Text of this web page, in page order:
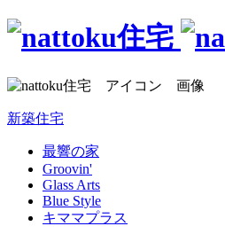
新築住宅
最響の家
Groovin'
Glass Arts
Blue Style
キママプラス